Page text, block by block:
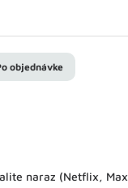
objednávke
naraz (Netflix, Max